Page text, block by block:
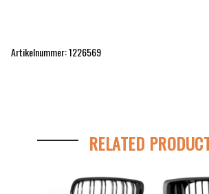
Artikelnummer: 1226569
RELATED